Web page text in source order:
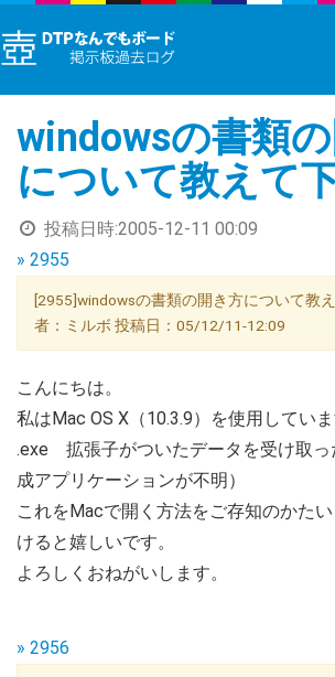
windowsの書類
について教えて
投稿日時:2005-12-11 00:09
» 2955
[2955]windowsの書類の開き方について教
者：ミルボ 投稿日：05/12/11-12:09
こんにちは。
私はMac OS X（10.3.9）を使用していま
.exe 拡張子がついたデータを受け取っ
成アプリケーションが不明）
これをMacで開く方法をご存知のかた
けると嬉しいです。
よろしくおねがいします。
» 2956